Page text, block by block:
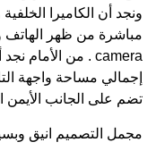
ونجد أن الكاميرا الخلفية
إجمالي مساحة واجهة
تضم على الجانب الأيمن
مجمل التصميم انيق